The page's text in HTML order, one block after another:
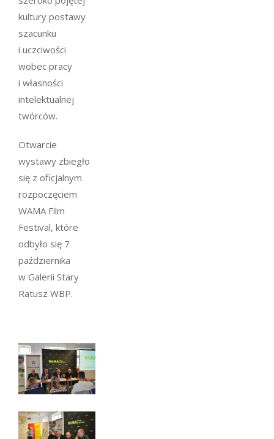
kultury postawy
szacunku
i uczciwości
wobec pracy
i własności
intelektualnej
twórców.
Otwarcie
wystawy zbiegło
się z oficjalnym
rozpoczęciem
WAMA Film
Festival, które
odbyło się 7
października
w Galerii Stary
Ratusz WBP.